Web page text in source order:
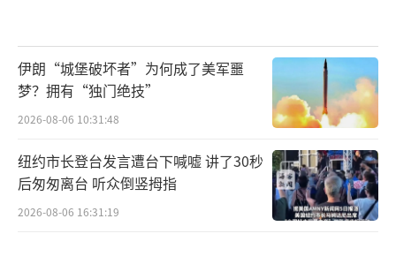
伊朗“城堡破坏者”为何成了美军噩
梦？拥有“独门绝技”
2026-08-06 10:31:48
纽约市长登台发言遭台下喊嘘 讲了30秒
后匆匆离台 听众倒竖拇指
2026-08-06 16:31:19